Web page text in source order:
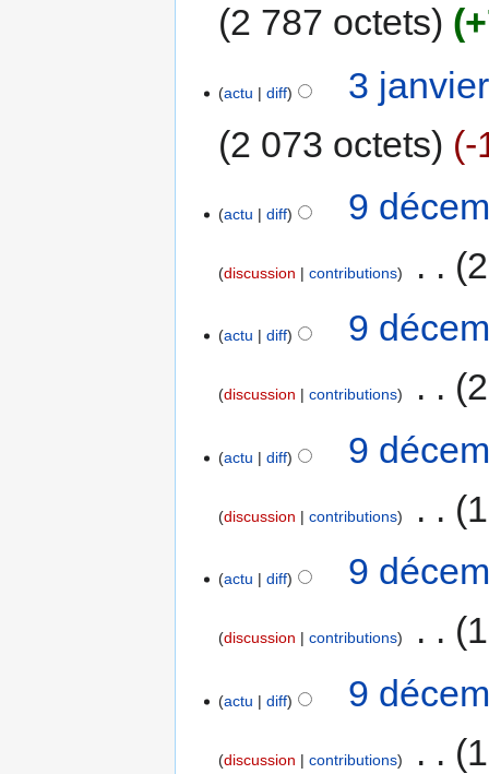
2 787 octets
actu diff
3
2 073 octets
-
actu diff 9
discussion contributions
actu diff 9
discussion contributions
actu diff 9
discussion contributions
actu diff 9
discussion contributions
actu diff 9
discussion contributions